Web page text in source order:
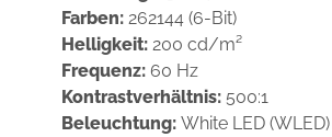
Farben: 262144 (6-Bit)
Helligkeit: 200 cd/m²
Frequenz: 60 Hz
Kontrastverhältnis: 500:1
Beleuchtung: White LED (WLED)